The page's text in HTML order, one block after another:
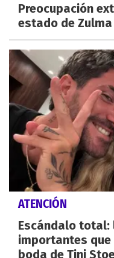
Preocupación
estado de
ATENCIÓN
Escándalo
importantes
boda de Tini